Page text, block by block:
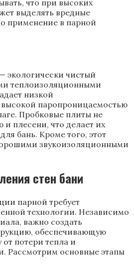
что при высоких
выделять вредные
применение в парной
экологически чистый
теплоизоляционными
низкой
паропроницаемостью
Пробковые плиты не
плесени, что делает их
бань. Кроме того, этот
звукоизоляционными
стен бани
парной требует
технологии. Независимо
важно создать
обеспечивающую
потери тепла и
Рассмотрим основные этапы